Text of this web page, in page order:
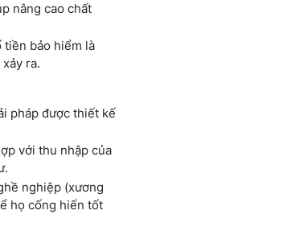
nâng cao chất
tiền bảo hiểm là
ra.
pháp được thiết kế
với thu nhập của
nghiệp (xương
họ cống hiến tốt